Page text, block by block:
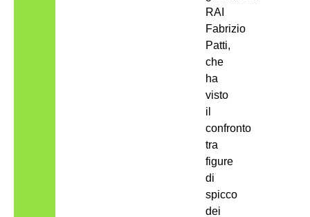
RAI
Fabrizio
Patti,
che
ha
visto
il
confronto
tra
figure
di
spicco
dei